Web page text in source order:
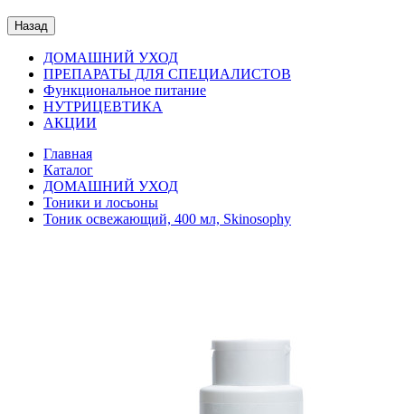
Назад
ДОМАШНИЙ УХОД
ПРЕПАРАТЫ ДЛЯ СПЕЦИАЛИСТОВ
Функциональное питание
НУТРИЦЕВТИКА
АКЦИИ
Главная
Каталог
ДОМАШНИЙ УХОД
Тоники и лосьоны
Тоник освежающий, 400 мл, Skinosophy